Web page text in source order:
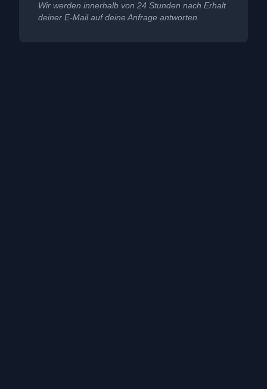
Wir werden innerhalb von 24 Stunden nach Erhalt
deiner E-Mail auf deine Anfrage antworten.